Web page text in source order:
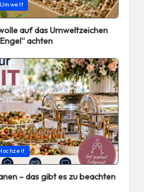
Umwelt
auf das Umweltzeichen
achten
– das gibt es zu beachten